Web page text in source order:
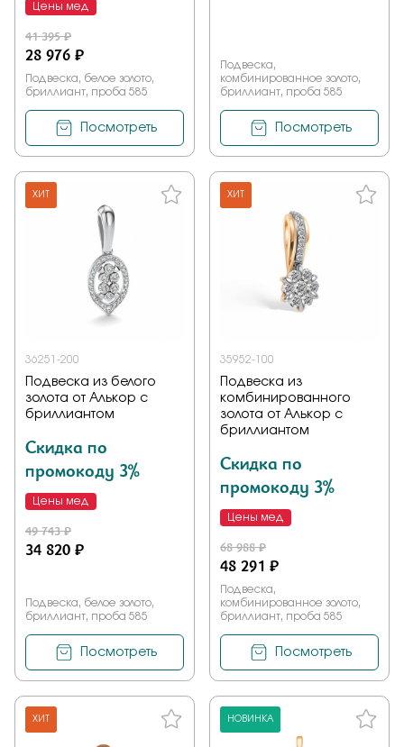
Цены мед
41 395 ₽
28 976 ₽
Подвеска, белое золото,
бриллиант, проба 585
Посмотреть
Подвеска,
комбинированное золото,
бриллиант, проба 585
Посмотреть
ХИТ
36251-200
Подвеска из белого
золота от Алькор с
бриллиантом
Скидка по
промокоду 3%
Цены мед
49 743 ₽
34 820 ₽
Подвеска, белое золото,
бриллиант, проба 585
Посмотреть
ХИТ
35952-100
Подвеска из
комбинированного
золота от Алькор с
бриллиантом
Скидка по
промокоду 3%
Цены мед
68 988 ₽
48 291 ₽
Подвеска,
комбинированное золото,
бриллиант, проба 585
Посмотреть
ХИТ НОВИНКА